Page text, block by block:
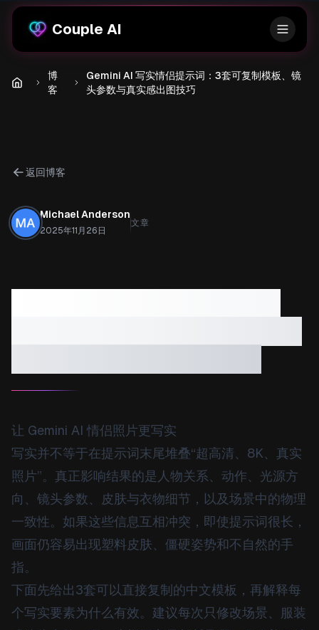
Couple AI
博
客
Gemini AI 写实情侣提示词：3套可复制模板、镜
头参数与真实感出图技巧
返回博客
Michael Anderson
2025年11月26日
文章
让 Gemini AI 情侣照片更写实
写实并不等于在提示词末尾堆叠“超高清、8K、真实
照片”。真正影响结果的是人物关系、动作、光源方
向、镜头参数、皮肤与衣物细节，以及场景中的物理
一致性。如果这些信息互相冲突，即使提示词很长，
画面仍容易出现塑料皮肤、僵硬姿势和不自然的手
指。
下面先给出3套可以直接复制的中文模板，再解释每
个写实要素为什么有效。建议每次只修改场景、服装